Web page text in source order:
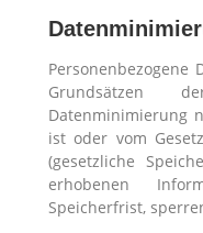
Grundsätzen
Datenminimierung
ist oder vom
(gesetzliche
erhobenen
Speicherfrist,